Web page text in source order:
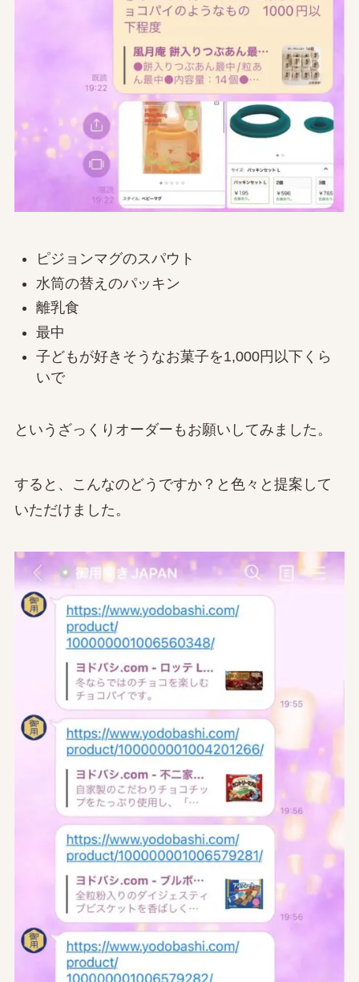
ピジョンマグのスパウト
水筒の替えのパッキン
離乳食
最中
子どもが好きそうなお菓子を1,000円以下くら
いで
というざっくりオーダーもお願いしてみました。
すると、こんなのどうですか？と色々と提案して
いただけました。